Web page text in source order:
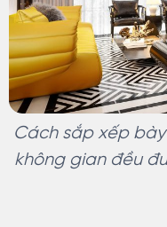
Cách sắp xếp
không gian đều